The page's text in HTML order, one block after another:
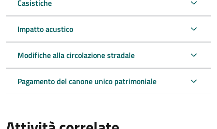
Casistiche
Impatto acustico
Modifiche alla circolazione stradale
Pagamento del canone unico patrimoniale